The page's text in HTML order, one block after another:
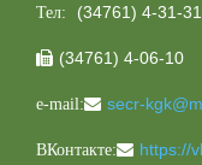
Тел: (34761) 4-31-31
 (34761) 4-06-10
e-mail: secr-
ВКонтакте: https://